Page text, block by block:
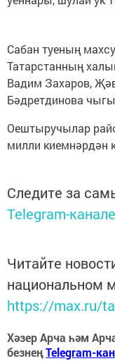
Сабан туеның
Татарстанның
Вадим Захаров,
Бәдретдинова
Оештыручылар
милли киемнәрдән
Следите за
Telegram-канале
Читайте
национальном
https://max.ru/
Хәзер Арча һәм
безнеңTelegram-